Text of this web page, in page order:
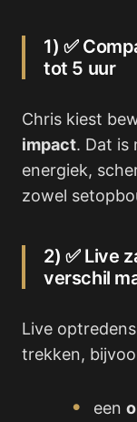
1) ✅
tot 5 uur
Chris kiest
impact. Dat is
energiek,
zowel
2) ✅ Live
verschil
Live
trekken,
een